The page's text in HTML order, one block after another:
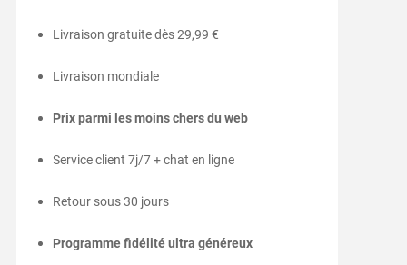
Livraison gratuite dès 29,99 €
Livraison mondiale
Prix parmi les moins chers du web
Service client 7j/7 + chat en ligne
Retour sous 30 jours
Programme fidélité ultra généreux